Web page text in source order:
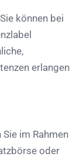
Sie können bei
erlangen
im Rahmen
oder